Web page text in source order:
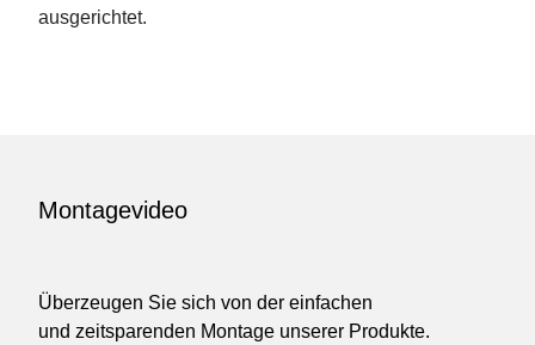
ausgerichtet.
Montagevideo
Überzeugen Sie sich von der einfachen
und zeitsparenden Montage unserer Produkte.